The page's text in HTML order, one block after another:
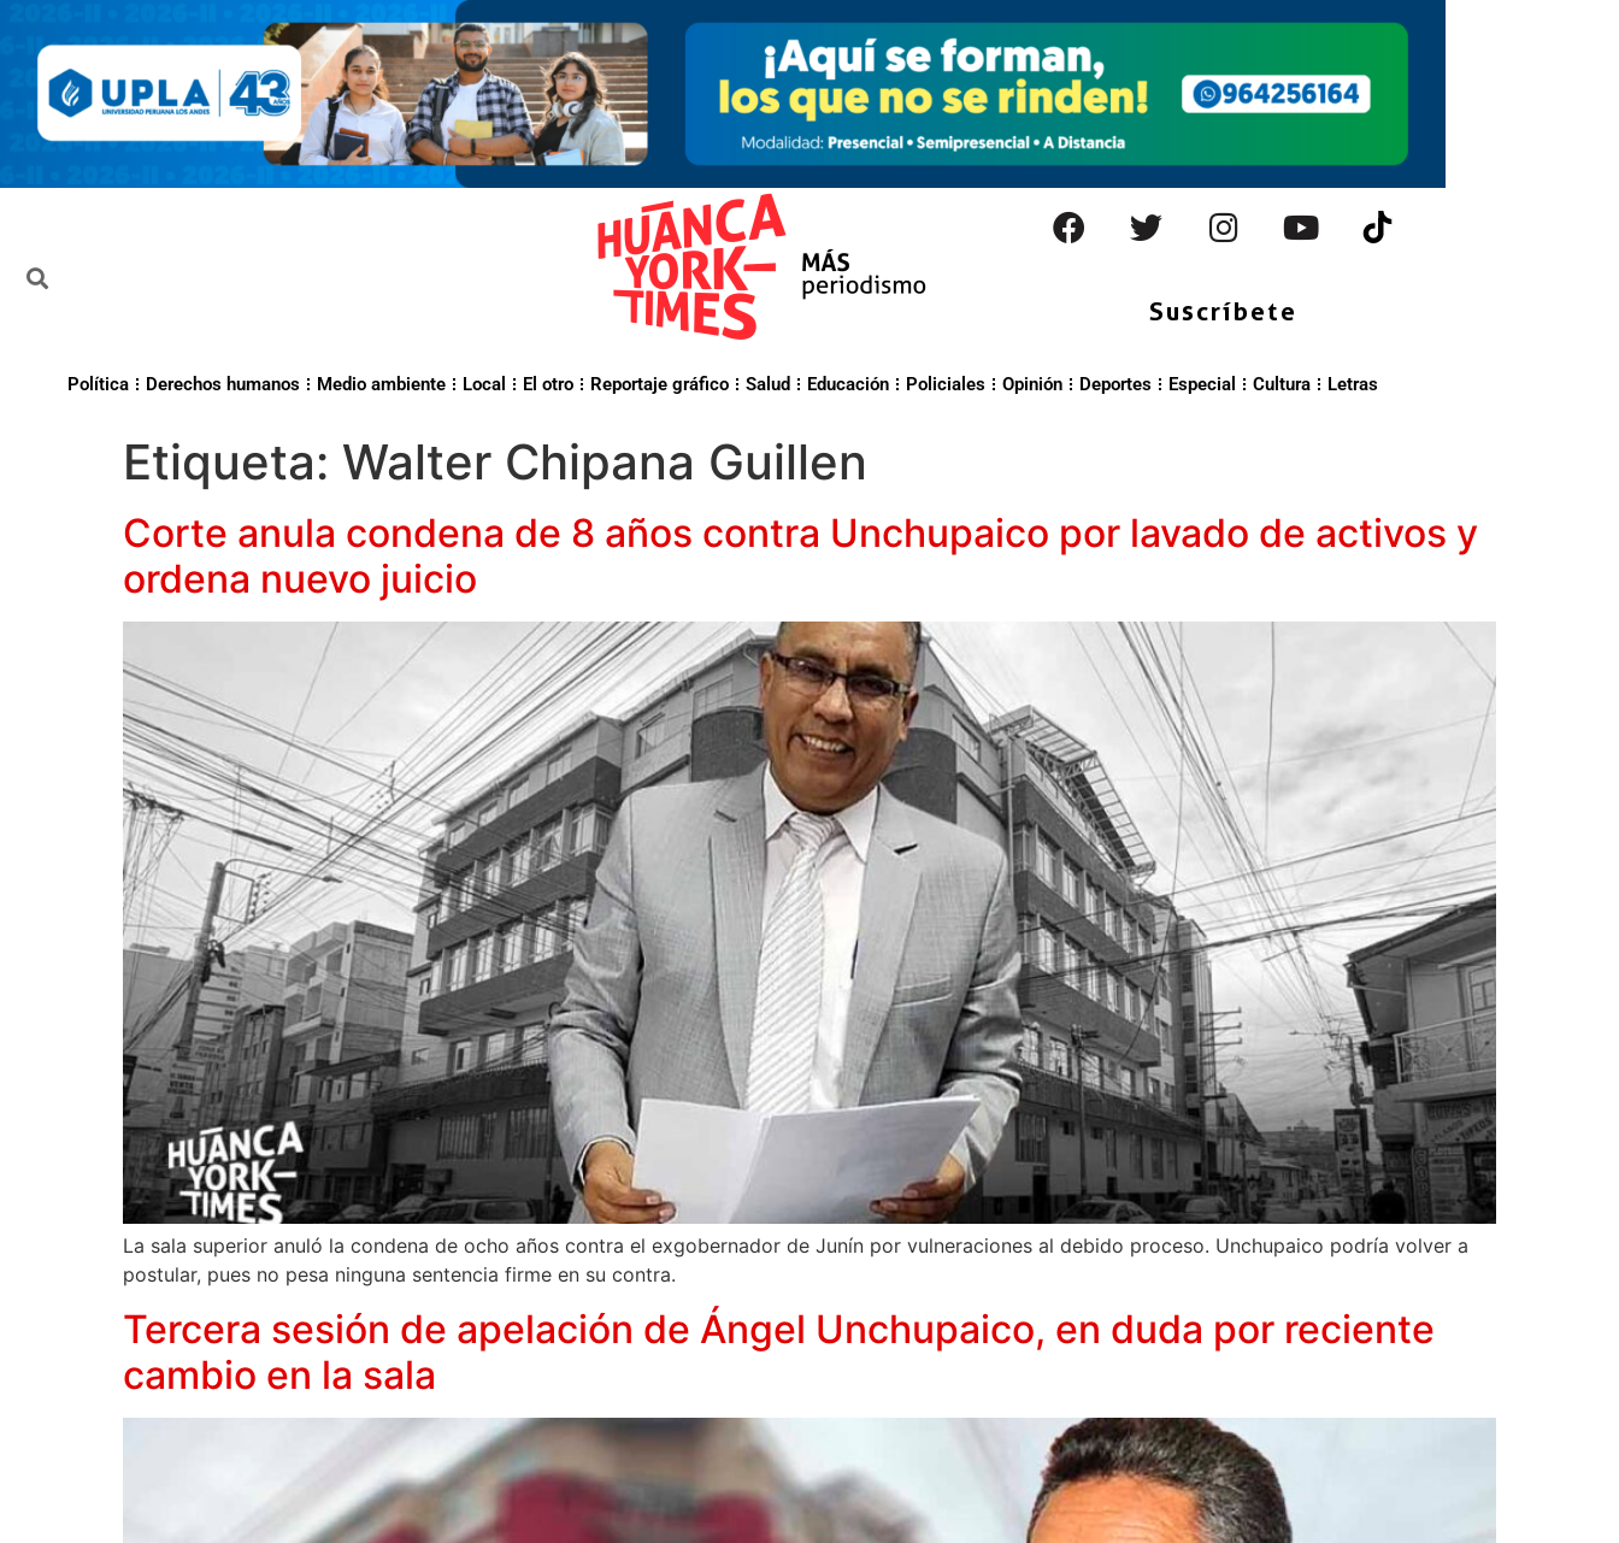
Suscríbete
Política Derechos humanos Medio ambiente Local El otro Reportaje gráfico Salud Educación Policiales Opinión Deportes Especial Cultura Letras
Etiqueta: Walter Chipana Guillen
Corte anula condena de 8 años contra Unchupaico por lavado de activos y
ordena nuevo juicio
La sala superior anuló la condena de ocho años contra el exgobernador de Junín por vulneraciones al debido proceso. Unchupaico podría volver a
postular, pues no pesa ninguna sentencia firme en su contra.
Tercera sesión de apelación de Ángel Unchupaico, en duda por reciente
cambio en la sala